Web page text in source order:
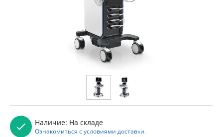
Наличие: На складе
Ознакомиться с условиями доставки.